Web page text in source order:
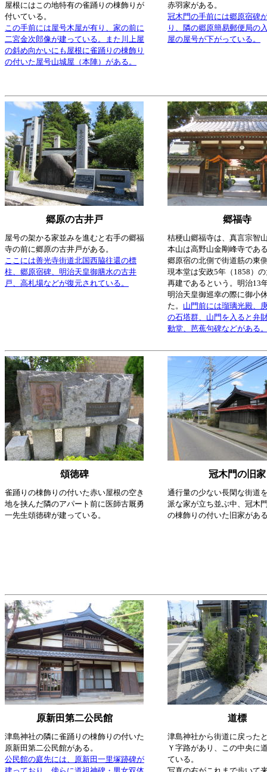
屋根にはこの地特有の雀踊りの棟飾りが
付いている。
この手前には屋号木屋が有り、家の前に
二宮金次郎像が建っている。また川上屋
の斜め向かいにも屋根に雀踊りの棟飾り
の付いた屋号山城屋（本陣）がある。
赤羽家がある。
冠木門の手前には郷原宿碑
り、隣の郷原簡易郵便局の
屋の屋号が下がっている。
郷原の古井戸 郷福寺
屋号の架かる家並みを進むと右手の郷福
寺の前に郷原の古井戸がある。
ここには善光寺街道北国西脇往還の標
柱、郷原宿碑、明治天皇御膳水の古井
戸、高札場などが復元されている。
桔梗山郷福寺は、真言宗智
本山は高野山金剛峰寺であ
郷原宿の北側で街道筋の東
現本堂は安政5年（1858）
再建であるという。明治13
明治天皇御巡幸の際に御小
た。 山門前には瑠璃光殿、
の石塔群、山門を入ると弁
動堂、芭蕉句碑などがある
頌徳碑 冠木門の旧家
雀踊りの棟飾りの付いた赤い屋根の空き
地を挟んだ隣のアパート前に医師古厩勇
一先生頌徳碑が建っている。
通行量の少ない長閑な街道
派な家が立ち並ぶ中、冠木
の棟飾りの付いた旧家があ
原新田第二公民館 道標
津島神社の隣に雀踊りの棟飾りの付いた
原新田第二公民館がある。
公民館の庭先には、原新田一里塚跡碑が
津島神社から街道に戻った
Ｙ字路があり、この中央に
ている。